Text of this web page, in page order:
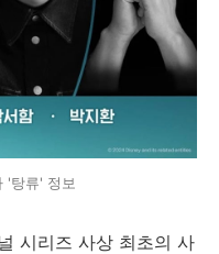
'탕류' 정보
시리즈 사상 최초의 사